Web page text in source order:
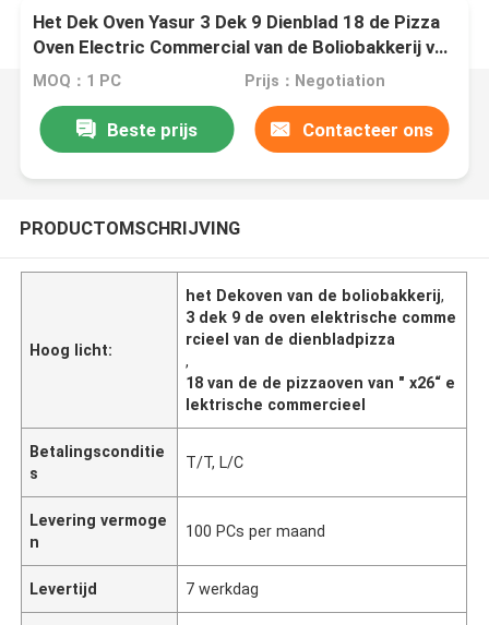
Het Dek Oven Yasur 3 Dek 9 Dienblad 18 de Pizza
Oven Electric Commercial van de Boliobakkerij van
" X26“
MOQ：1 PC Prijs：Negotiation
Beste prijs Contacteer ons
PRODUCTOMSCHRIJVING
Hoog licht:
het Dekoven van de boliobakkerij,
3 dek 9 de oven elektrische comme
rcieel van de dienbladpizza
,
18 van de de pizzaoven van " x26“ e
lektrische commercieel
Betalingsconditie
s
T/T, L/C
Levering vermoge
n
100 PCs per maand
Levertijd 7 werkdag